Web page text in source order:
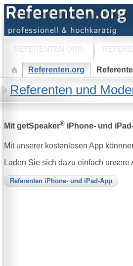
REFERENTEN.ORG
Referenten.org
Referenten und
Mit getSpeaker® iPhone- und
Mit unserer kostenlosen App
Laden Sie sich dazu einfach
Referenten iPhone- und iPad-App